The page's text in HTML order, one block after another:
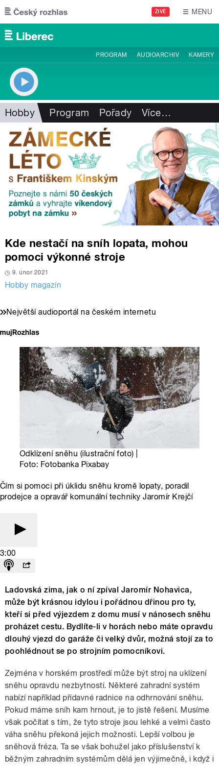
Přejít k hlavnímu obsahu
ŽIVĚ MENU
PROGRAM AUDIOARCHIV KAMERY
Hobby Program Pořady Více…
Kde nestačí na sníh lopata, mohou
pomoci výkonné stroje
9. únor 2021
Hobby magazín
Největší audioportál na českém internetu
Odklízení sněhu (ilustrační foto) |
Foto: Fotobanka Pixabay
Čím si pomoci při úklidu sněhu kromě lopaty, poradil
prodejce a opravář komunální techniky Jaromír Krejčí
3:00
Ladovská zima, jak o ní zpíval Jaromír Nohavica,
může být krásnou idylou i pořádnou dřinou pro ty,
kteří si před výjezdem z domu musí v nánosech sněhu
proházet cestu. Bydlíte-li v horách nebo máte opravdu
dlouhý vjezd do garáže či velký dvůr, možná stojí za to
poohlédnout se po strojním pomocníkovi.
Zejména v horském prostředí může být stroj na uklízení
sněhu opravdu nezbytností. Některé zahradní systém
nabízí například přídavné radnice na odhrnování sněhu.
Pokud máme sníh kam hrnout, je to jistě řešení. Musíme
však počítat s tím, že tyto stroje jsou lehké a velmi často
váha sněhu překoná jejich možnosti. Lepší volbou je
sněhová fréza. Ta se však bohužel jako příslušenství k
běžným zahradním systémům dělá jen výjimečně, i když i